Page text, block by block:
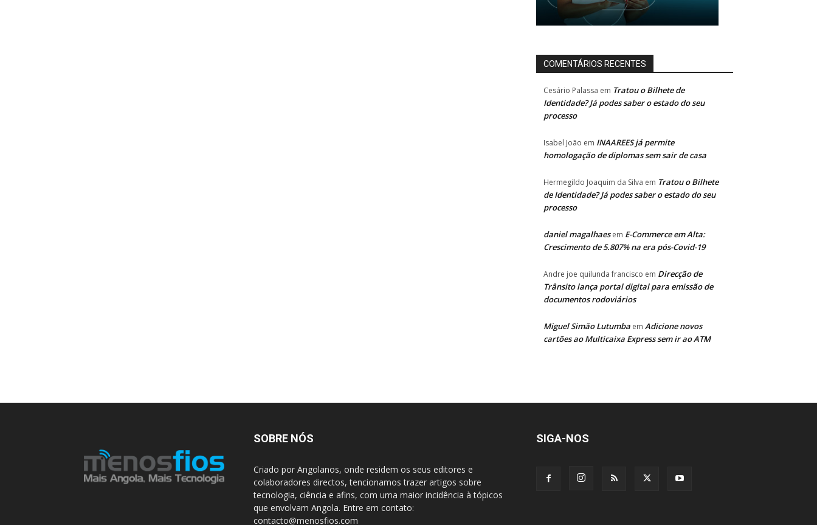
COMENTÁRIOS RECENTES
Cesário Palassa em Tratou o Bilhete de
Identidade? Já podes saber o estado do seu
processo
Isabel João em INAAREES já permite
homologação de diplomas sem sair de casa
Hermegildo Joaquim da Silva em Tratou o Bilhete
de Identidade? Já podes saber o estado do seu
processo
daniel magalhaesem E-Commerce em Alta:
Crescimento de 5.807% na era pós-Covid-19
Andre joe quilunda francisco em Direcção de
Trânsito lança portal digital para emissão de
documentos rodoviários
Miguel Simão Lutumba em Adicione novos
cartões ao Multicaixa Express sem ir ao ATM
SOBRE NÓS
Criado por Angolanos, onde residem os seus editores e
colaboradores directos, tencionamos trazer artigos sobre
tecnologia, ciência e afins, com uma maior incidência à tópicos
que envolvam Angola. Entre em contato:
contacto@menosfios.com
SIGA-NOS